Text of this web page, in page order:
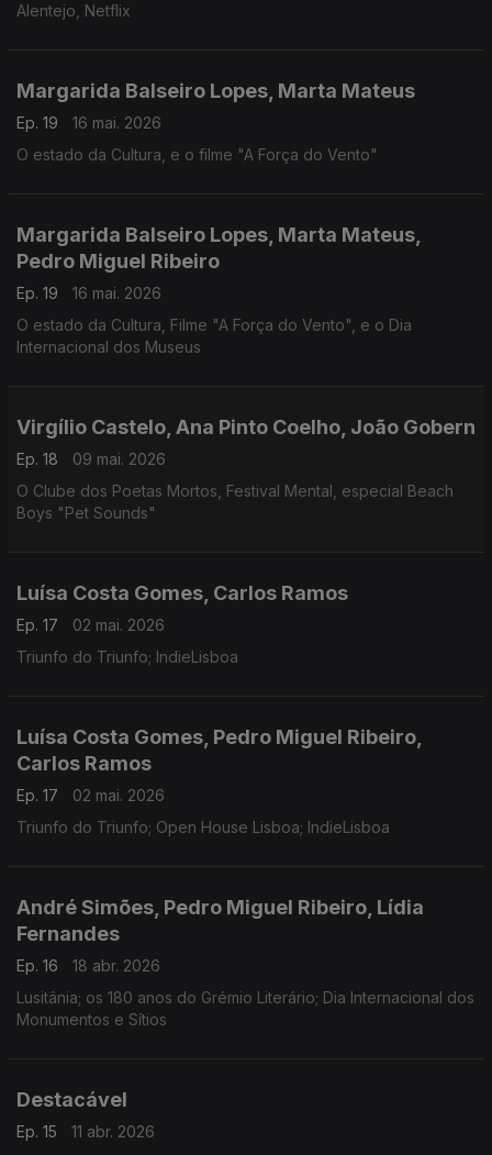
Alentejo, Netflix
Margarida Balseiro Lopes, Marta Mateus
Ep. 19
16 mai. 2026
O estado da Cultura, e o filme "A Força do Vento"
Margarida Balseiro Lopes, Marta Mateus,
Pedro Miguel Ribeiro
Ep. 19
16 mai. 2026
O estado da Cultura, Filme "A Força do Vento", e o Dia
Internacional dos Museus
Virgílio Castelo, Ana Pinto Coelho, João Gobern
Ep. 18
09 mai. 2026
O Clube dos Poetas Mortos, Festival Mental, especial Beach
Boys "Pet Sounds"
Luísa Costa Gomes, Carlos Ramos
Ep. 17
02 mai. 2026
Triunfo do Triunfo; IndieLisboa
Luísa Costa Gomes, Pedro Miguel Ribeiro,
Carlos Ramos
Ep. 17
02 mai. 2026
Triunfo do Triunfo; Open House Lisboa; IndieLisboa
André Simões, Pedro Miguel Ribeiro, Lídia
Fernandes
Ep. 16
18 abr. 2026
Lusitânia; os 180 anos do Grémio Literário; Dia Internacional dos
Monumentos e Sítios
Destacável
Ep. 15
11 abr. 2026